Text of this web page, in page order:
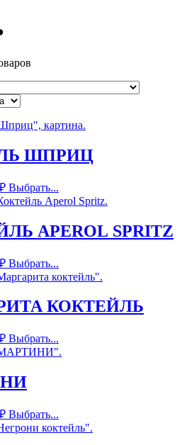
ШПРИЦ
₽ Выбрать...
APEROL SPRITZ
₽ Выбрать...
КОКТЕЙЛЬ
₽ Выбрать...
₽ Выбрать...